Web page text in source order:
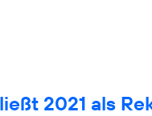
2021 als